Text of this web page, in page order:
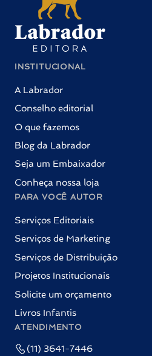
INSTITUCIONAL
A Labrador
Conselho editorial
O que fazemos
Blog da Labrador
Seja um Embaixador
Conheça nossa loja
PARA VOCÊ AUTOR
Serviços Editoriais
Serviços de Marketing
Serviços de Distribuição
Projetos Institucionais
Solicite um orçamento
Livros Infantis
ATENDIMENTO
(11) 3641-7446